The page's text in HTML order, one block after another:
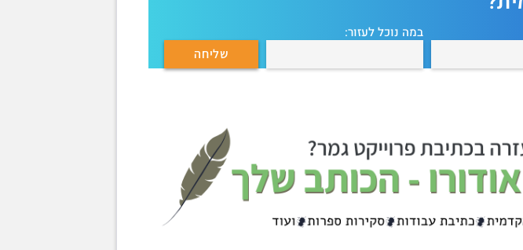
במה נוכל לעזור: